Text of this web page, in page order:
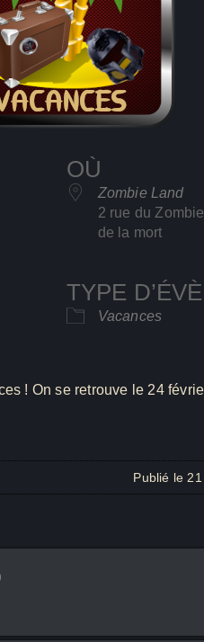
Calendrier Google
OÙ
Zombie Land
2 rue du
de la mort
TYPE
Vacances
! On se retrouve le 24
Publié le